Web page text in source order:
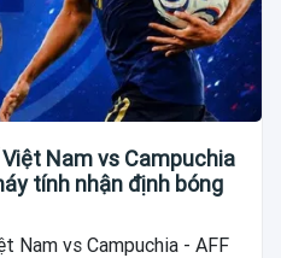
Nam vs Campuchia
tính nhận định bóng
Nam vs Campuchia - AFF